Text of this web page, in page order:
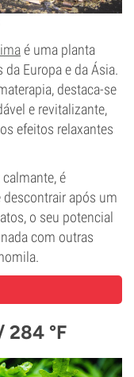
é uma planta
Europa e da Ásia.
destaca-se
e revitalizante,
efeitos relaxantes
é
após um
o seu potencial
com outras
284 °F